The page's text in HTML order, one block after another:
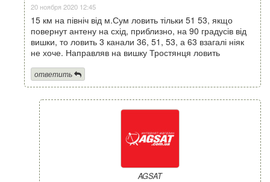
20 ноября 2020 12:45
15 км на північ від м.Сум ловить тільки 51 53, якщо
повернут антену на схід, приблизно, на 90 градусів від
вишки, то ловить 3 канали 36, 51, 53, а 63 взагалі ніяк
не хоче. Направляв на вишку Тростянця ловить
ответить
AGSAT